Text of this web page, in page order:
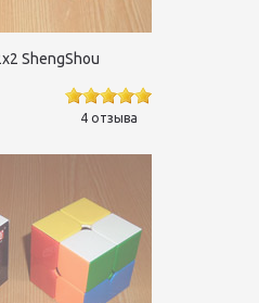
ShengShou
4 отзыва